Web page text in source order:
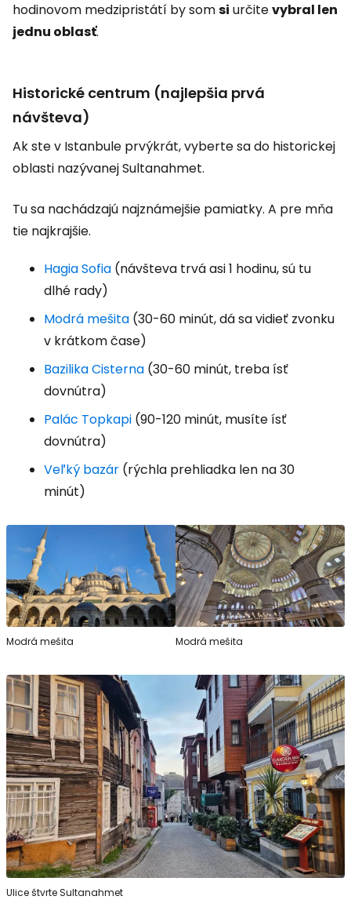
hodinovom medzipristátí by somsi určitevybral len
jednu oblasť.
Historické centrum (najlepšia prvá
návšteva)
Ak ste v Istanbule prvýkrát, vyberte sa do historickej
oblasti nazývanej Sultanahmet.
Tu sa nachádzajú najznámejšie pamiatky. A pre mňa
tie najkrajšie.
Hagia Sofia (návšteva trvá asi 1 hodinu, sú tu
dlhé rady)
Modrá mešita (30-60 minút, dá sa vidieť zvonku
v krátkom čase)
Bazilika Cisterna (30-60 minút, treba ísť
dovnútra)
Palác Topkapi (90-120 minút, musíte ísť
dovnútra)
Veľký bazár (rýchla prehliadka len na 30
minút)
Modrá mešita Modrá mešita
Ulice štvrte Sultanahmet